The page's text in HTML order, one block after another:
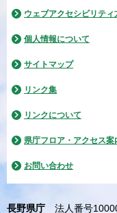
ウェブアクセシビリティ
個人情報について
サイトマップ
リンク集
リンクについて
県庁フロア・アクセス案
お問い合わせ
長野県庁 法人番号